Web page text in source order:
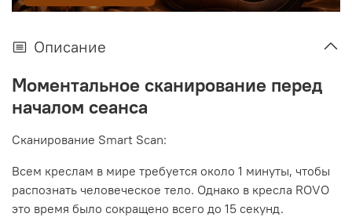
Описание
Моментальное сканирование перед
началом сеанса
Сканирование Smart Scan:
Всем креслам в мире требуется около 1 минуты, чтобы
распознать человеческое тело. Однако в кресла ROVO
это время было сокращено всего до 15 секунд.